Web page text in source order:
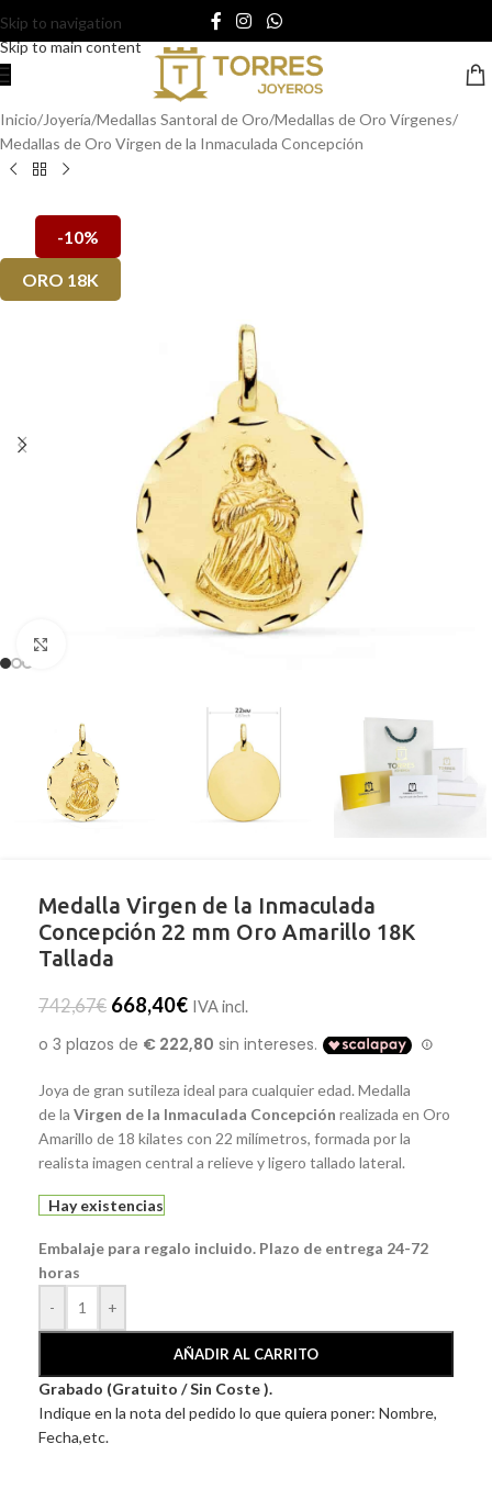
Skip to navigation
Skip to main content
Inicio/Joyería/Medallas Santoral de Oro/Medallas de Oro Vírgenes/
Medallas de Oro Virgen de la Inmaculada Concepción
-10%
ORO 18K
Medalla Virgen de la Inmaculada
Concepción 22 mm Oro Amarillo 18K
Tallada
742,67€ 668,40€ IVA incl.
Joya de gran sutileza ideal para cualquier edad. Medalla
de la Virgen de la Inmaculada Concepción realizada en Oro
Amarillo de 18 kilates con 22 milímetros, formada por la
realista imagen central a relieve y ligero tallado lateral.
Hay existencias
Embalaje para regalo incluido. Plazo de entrega 24-72
horas
-
+
AÑADIR AL CARRITO
Grabado (Gratuito / Sin Coste ).
Indique en la nota del pedido lo que quiera poner: Nombre,
Fecha,etc.